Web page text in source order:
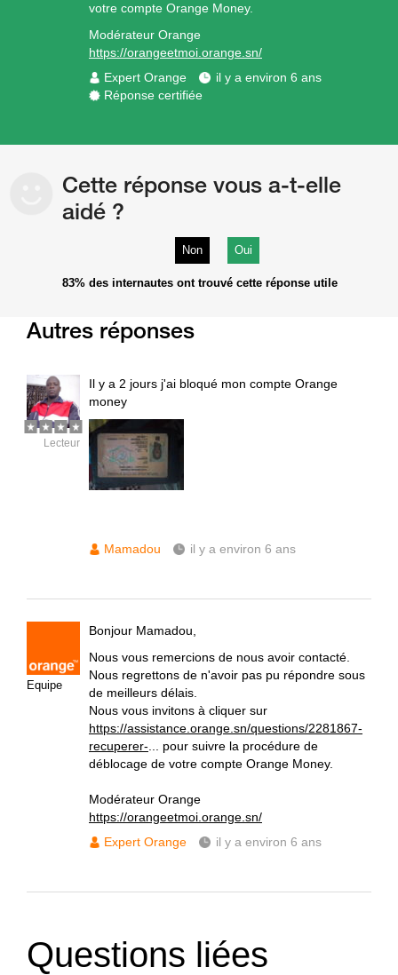
votre compte Orange Money.
Modérateur Orange
https://orangeetmoi.orange.sn/
Expert Orange
il y a environ 6 ans
Réponse certifiée
Cette réponse vous a-t-elle
aidé ?
Non Oui
83% des internautes ont trouvé cette réponse utile
Autres réponses
Lecteur
Il y a 2 jours j'ai bloqué mon compte Orange
money
Mamadou il y a environ 6 ans
Equipe
Bonjour Mamadou,
Nous vous remercions de nous avoir contacté.
Nous regrettons de n'avoir pas pu répondre sous
de meilleurs délais.
Nous vous invitons à cliquer sur
https://assistance.orange.sn/questions/2281867-
recuperer- ... pour suivre la procédure de
déblocage de votre compte Orange Money.
Modérateur Orange
https://orangeetmoi.orange.sn/
Expert Orange
il y a environ 6 ans
Questions liées